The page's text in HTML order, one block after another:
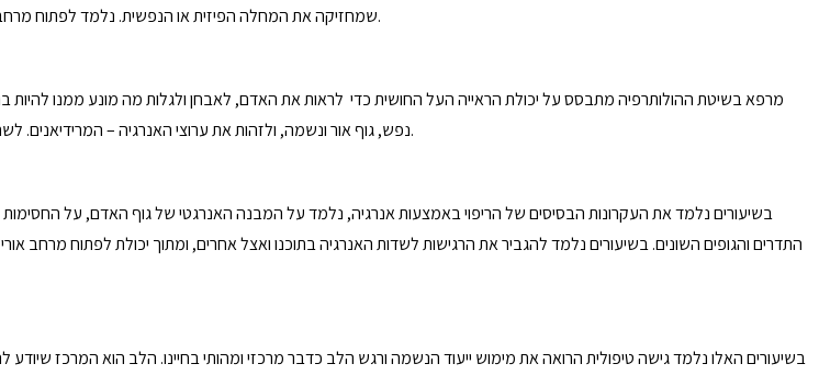
שמחזיקה את המחלה הפיזית או הנפשית. נלמד לפתוח מרחב של הכלה ואהבה, להכניס אנרגיית ריפוי למקומות הפגועים, ומתוך כך לייצר שינוי, שיוביל להחלמה וריפוי.
מרפא בשיטת ההולותרפיה מתבסס על יכולת הראייה העל החושית כדי לראות את האדם, לאבחן ולגלות מה מונע ממנו להיות
נפש, גוף אור ונשמה, ולזהות את ערוצי האנרגיה – המרידיאנים. לשם כך נתרגל שיטות להתמרת התדר האישי והגברתו, נרחיב את התודעה האישית, ונלמד לפתח ראייה רוחית.
בשיעורים נלמד את העקרונות הבסיסים של הריפוי באמצעות אנרגיה, נלמד על המבנה האנרגטי של גוף האדם, על החסימות
התדרים והגופים השונים. בשיעורים נלמד להגביר את הרגישות לשדות האנרגיה בתוכנו ואצל אחרים, ומתוך יכולת לפתוח
בשיעורים האלו נלמד גישה טיפולית הרואה את מימוש ייעוד הנשמה ורגש הלב כדבר מרכזי ומהותי בחיינו. הלב הוא המרכז שיודע